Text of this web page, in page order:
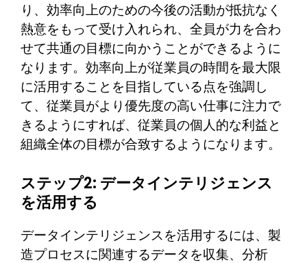
り、効率向上のための今後の活動が抵抗なく
熱意をもって受け入れられ、全員が力を合わ
せて共通の目標に向かうことができるように
なります。効率向上が従業員の時間を最大限
に活用することを目指している点を強調し
て、従業員がより優先度の高い仕事に注力で
きるようにすれば、従業員の個人的な利益と
組織全体の目標が合致するようになります。
ステップ2: データインテリジェンス
を活用する
データインテリジェンスを活用するには、製
造プロセスに関連するデータを収集、分析